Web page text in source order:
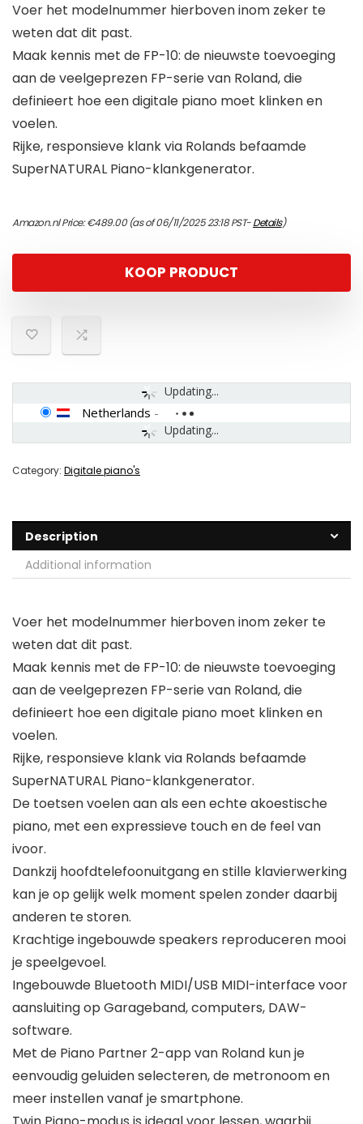
Voer het modelnummer hierboven inom zeker te
weten dat dit past.
Maak kennis met de FP-10: de nieuwste toevoeging
aan de veelgeprezen FP-serie van Roland, die
definieert hoe een digitale piano moet klinken en
voelen.
Rijke, responsieve klank via Rolands befaamde
SuperNATURAL Piano-klankgenerator.
Amazon.nl Price:€489.00(as of 06/11/2025 23:18 PST-Details)
KOOP PRODUCT
Updating...
Updating...
Netherlands -
Category: Digitale piano's
Description
Additional information
Voer het modelnummer hierboven inom zeker te
weten dat dit past.
Maak kennis met de FP-10: de nieuwste toevoeging
aan de veelgeprezen FP-serie van Roland, die
definieert hoe een digitale piano moet klinken en
voelen.
Rijke, responsieve klank via Rolands befaamde
SuperNATURAL Piano-klankgenerator.
De toetsen voelen aan als een echte akoestische
piano, met een expressieve touch en de feel van
ivoor.
Dankzij hoofdtelefoonuitgang en stille klavierwerking
kan je op gelijk welk moment spelen zonder daarbij
anderen te storen.
Krachtige ingebouwde speakers reproduceren mooi
je speelgevoel.
Ingebouwde Bluetooth MIDI/USB MIDI-interface voor
aansluiting op Garageband, computers, DAW-
software.
Met de Piano Partner 2-app van Roland kun je
eenvoudig geluiden selecteren, de metronoom en
meer instellen vanaf je smartphone.